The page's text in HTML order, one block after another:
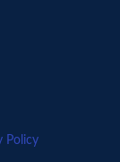
Policy